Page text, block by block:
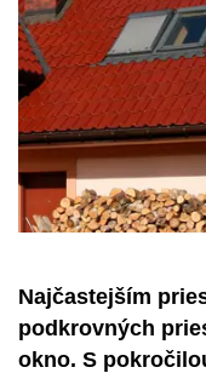
Najčastejším
podkrovných
okno. S